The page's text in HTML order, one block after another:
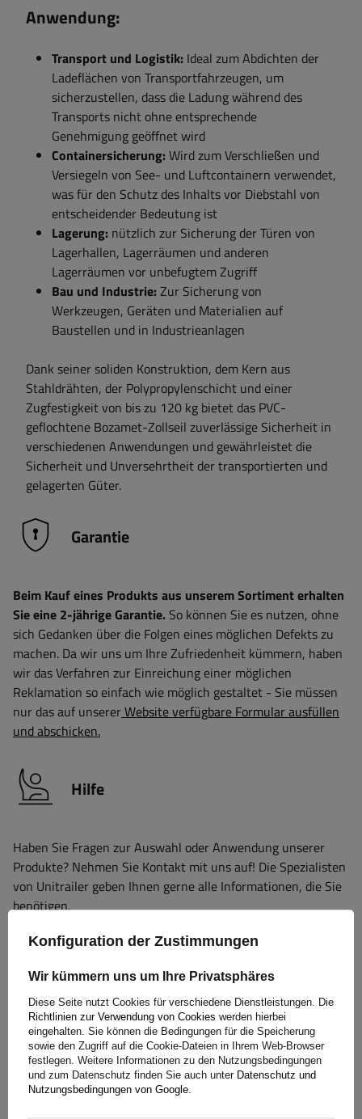
Anwendung:
Transport und Logistik: Ideal zum Abdichten der
Ladeflächen von Transportfahrzeugen, um
sicherzustellen, dass die Ladung während des
Transports nicht ohne entsprechende
Genehmigung geöffnet wird
Containersicherung:Wird zum Verschließen und
Versiegeln von See- und Luftcontainern verwendet,
was für den Schutz des Inhalts vor Diebstahl von
entscheidender Bedeutung ist
Lagerung: nützlich zur Sicherung der Türen von
Lagerhallen, Lagerräumen und anderen
Lagerräumen vor unbefugtem Zugriff
Bau und Industrie:Zur Sicherung von
Werkzeugen, Geräten und Materialien auf
Baustellen und in Industrieanlagen
Dank seiner soliden Konstruktion, dem Kern aus
Stahldrähten, der Polypropylenschicht und einer
Zugfestigkeit von bis zu 120 kg bietet das PVC-
geflochtene Bozamet-Zollseil zuverlässige Sicherheit in
verschiedenen Anwendungen und gewährleistet die
Sicherheit und Unversehrtheit der transportierten und
gelagerten Güter.
Garantie
Beim Kauf eines Produkts aus unserem Sortiment erhalten
Sie eine 2-jährige Garantie. So können Sie es nutzen, ohne
sich Gedanken über die Folgen eines möglichen Defekts zu
machen. Da wir uns um Ihre Zufriedenheit kümmern, haben
wir das Verfahren zur Einreichung einer möglichen
Reklamation so einfach wie möglich gestaltet - Sie müssen
nur das auf unsererWebsite verfügbare Formular ausfüllen
und abschicken.
Hilfe
Haben Sie Fragen zur Auswahl oder Anwendung unserer
Produkte? Nehmen Sie Kontakt mit uns auf! Die Spezialisten
von Unitrailer geben Ihnen gerne alle Informationen, die Sie
benötigen.
+49 32213249035 unitrailer@unitrailer.de
Spezifikation
Lieferung
Konfiguration der Zustimmungen
Wir kümmern uns um Ihre Privatsphäres
Diese Seite nutzt Cookies für verschiedene Dienstleistungen. Die
Richtlinien zur Verwendung von Cookies werden hierbei
eingehalten. Sie können die Bedingungen für die Speicherung
sowie den Zugriff auf die Cookie-Dateien in Ihrem Web-Browser
festlegen. Weitere Informationen zu den Nutzungsbedingungen
und zum Datenschutz finden Sie auch unter Datenschutz und
Nutzungsbedingungen von Google